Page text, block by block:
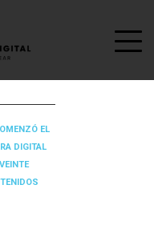
EL
DIGITAL